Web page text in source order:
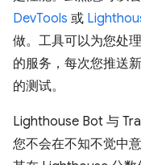
DevTools 或
做。工具可以为您处
的服务，每次您推送
的测试。
Lighthouse Bot 与
您不会在不知不觉中